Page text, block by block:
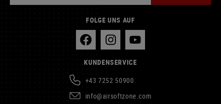
FOLGE UNS AUF
KUNDENSERVICE
+43 7252 50900
info@airsoftzone.com